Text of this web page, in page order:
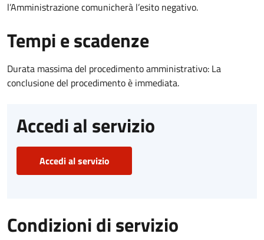
l’Amministrazione comunicherà l’esito negativo.
Tempi e scadenze
Durata massima del procedimento amministrativo: La
conclusione del procedimento è immediata.
Accedi al servizio
Accedi al servizio
Condizioni di servizio